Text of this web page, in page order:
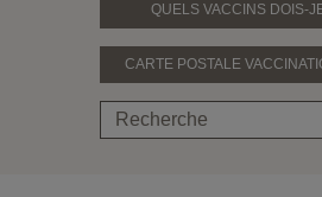
QUELS VACCINS DOIS-
CARTE POSTALE